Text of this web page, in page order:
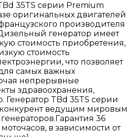
35TS серии Premium
оригинальных двигателей
производителя
генератор имеет
стоимость приобретения,
стоимость
что позволяет
самых важных
непрерывные
здравоохранения,
Генератор TBd 35TS серии
ведущим мировым
36
в зависимости от